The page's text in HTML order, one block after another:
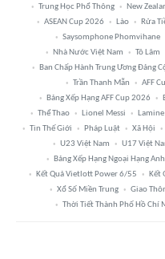
Trung Học Phổ Thông
New
ASEAN Cup 2026
Lào Rửa
Saysomphone Phomvihane
Nhà Nước Việt Nam
Tô Lâm
Ban Chấp Hành Trung Ương Đảng
Trần Thanh Mẫn
AFF
Bảng Xếp Hạng AFF Cup 2026
Thể Thao
Lionel Messi Lamine
Tin Thế Giới
Pháp Luật Xã Hội
U23 Việt Nam
U17 Việt
Bảng Xếp Hạng Ngoại Hạng Anh
Kết Quả Vietlott Power 6/55
Kết
Xổ Số Miền Trung
Giao
Thời Tiết Thành Phố Hồ Chí